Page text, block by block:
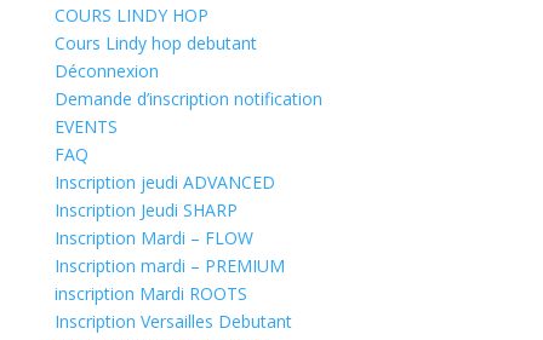
COURS LINDY HOP
Cours Lindy hop debutant
Déconnexion
Demande d’inscription notification
EVENTS
FAQ
Inscription jeudi ADVANCED
Inscription Jeudi SHARP
Inscription Mardi – FLOW
Inscription mardi – PREMIUM
inscription Mardi ROOTS
Inscription Versailles Debutant